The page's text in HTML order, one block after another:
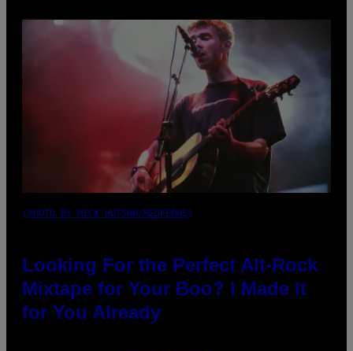
(PHOTO BY MICK HUTSON/REDFERNS)
Looking For the Perfect Alt-Rock
Mixtape for Your Boo? I Made It
for You Already